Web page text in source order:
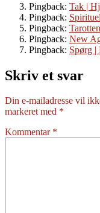
Pingback: Tak |
Pingback:
Pingback:
Pingback: New
Pingback: Spørg |
Skriv et svar
Din e-mailadresse vil
markeret med *
Kommentar *